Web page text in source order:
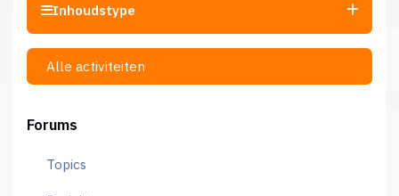
Inhoudstype
Alle activiteiten
Forums
Topics